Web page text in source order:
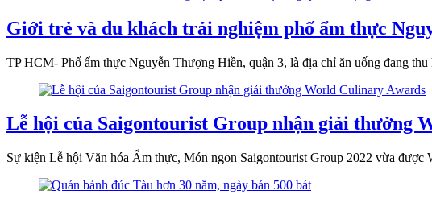
Giới trẻ và du khách trải nghiệm phố ẩm thực
TP HCM- Phố ẩm thực Nguyễn Thượng Hiền, quận 3, là địa chỉ ăn uống đang
Lễ hội của Saigontourist Group nhận giải thưởng
Sự kiện Lễ hội Văn hóa Ẩm thực, Món ngon Saigontourist Group 2022 vừa